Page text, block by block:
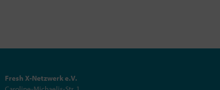
Fresh X-Netzwerk e.V.